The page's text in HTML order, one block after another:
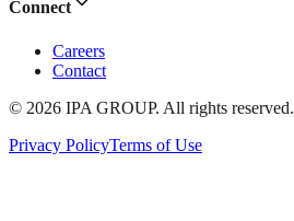
Connect
Careers
Contact
© 2026 IPA GROUP. All rights reserved.
Privacy PolicyTerms of Use